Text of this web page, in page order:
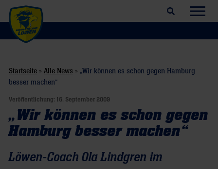
Suchfeld öffnen
Startseite » Alle News » „Wir können es schon gegen Hamburg
besser machen“
Veröffentlichung: 16. September 2009
„Wir können es schon gegen
Hamburg besser machen“
Löwen-Coach Ola Lindgren im